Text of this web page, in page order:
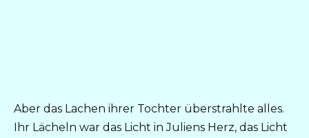
Aber das Lachen ihrer Tochter überstrahlte alles.
Ihr Lächeln war das Licht in Juliens Herz, das Licht